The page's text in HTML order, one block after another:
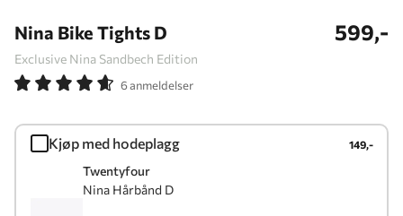
Nina Bike Tights D
Exclusive Nina Sandbech Edition
599,-
6 anmeldelser
Kjøp med hodeplagg 149,-
Twentyfour
Nina Hårbånd D